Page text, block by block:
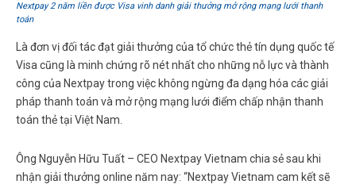
Nextpay 2 năm liền được Visa vinh danh giải thưởng mở rộng mạng lưới thanh
toán
Là đơn vị đối tác đạt giải thưởng của tổ chức thẻ tín dụng quốc tế
Visa cũng là minh chứng rõ nét nhất cho những nỗ lực và thành
công của Nextpay trong việc không ngừng đa dạng hóa các giải
pháp thanh toán và mở rộng mạng lưới điểm chấp nhận thanh
toán thẻ tại Việt Nam.
Ông Nguyễn Hữu Tuất – CEO Nextpay Vietnam chia sẻ sau khi
nhận giải thưởng online năm nay: “Nextpay Vietnam cam kết sẽ